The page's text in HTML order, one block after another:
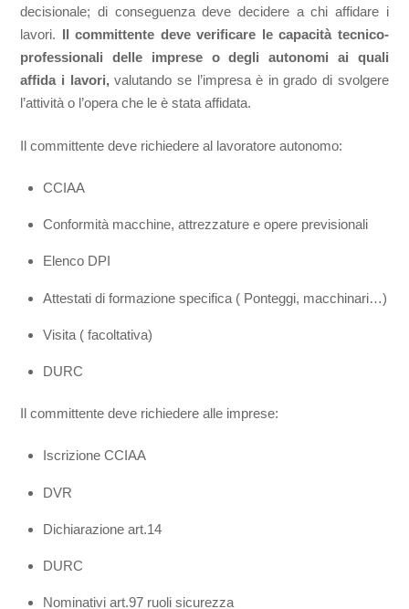
decisionale; di conseguenza deve decidere a chi affidare i
lavori. Il committente deve verificare le capacità tecnico-
professionali delle imprese o degli autonomi ai quali
affida i lavori,valutando se l’impresa è in grado di svolgere
l’attività o l’opera che le è stata affidata.
Il committente deve richiedere al lavoratore autonomo:
CCIAA
Conformità macchine, attrezzature e opere previsionali
Elenco DPI
Attestati di formazione specifica ( Ponteggi, macchinari…)
Visita ( facoltativa)
DURC
Il committente deve richiedere alle imprese:
Iscrizione CCIAA
DVR
Dichiarazione art.14
DURC
Nominativi art.97 ruoli sicurezza